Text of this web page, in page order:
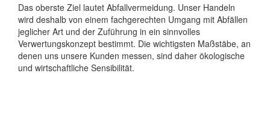
Das oberste Ziel lautet Abfallvermeidung. Unser Handeln
wird deshalb von einem fachgerechten Umgang mit Abfällen
jeglicher Art und der Zuführung in ein sinnvolles
Verwertungskonzept bestimmt. Die wichtigsten Maßstäbe, an
denen uns unsere Kunden messen, sind daher ökologische
und wirtschaftliche Sensibilität.